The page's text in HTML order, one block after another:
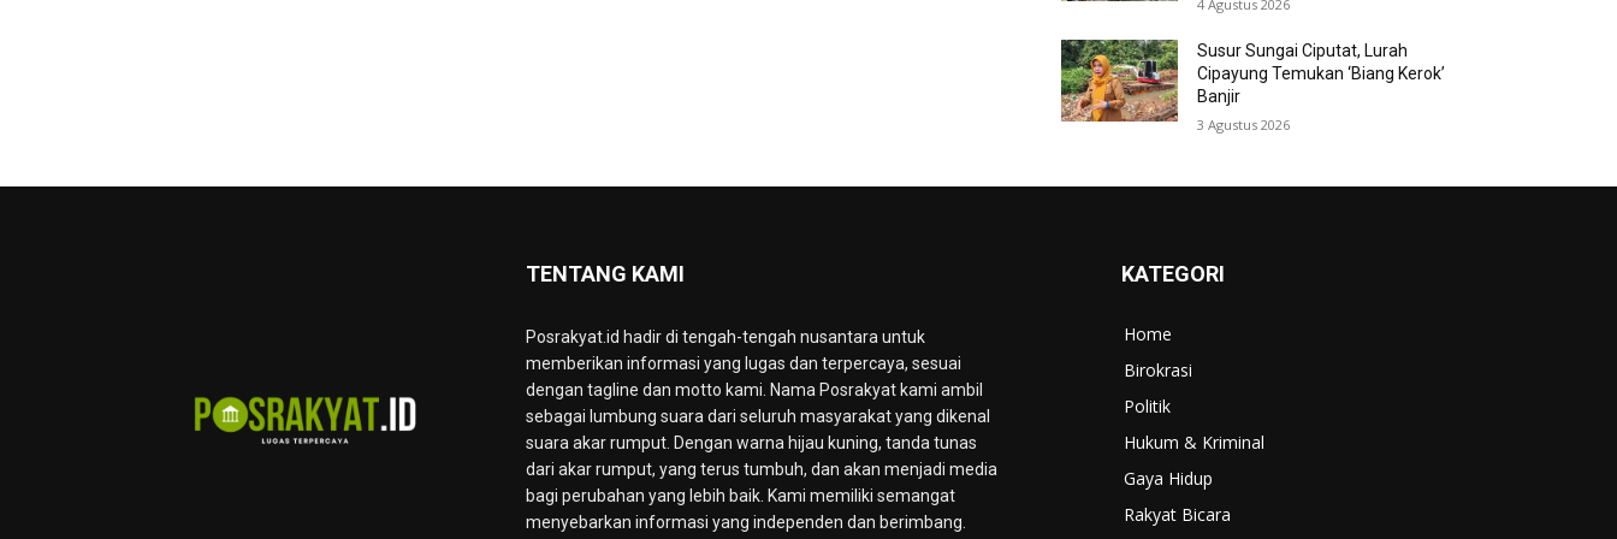
4 Agustus 2026
Susur Sungai Ciputat, Lurah
Cipayung Temukan ‘Biang Kerok’
Banjir
3 Agustus 2026
TENTANG KAMI
Posrakyat.id hadir di tengah-tengah nusantara untuk
memberikan informasi yang lugas dan terpercaya, sesuai
dengan tagline dan motto kami. Nama Posrakyat kami ambil
sebagai lumbung suara dari seluruh masyarakat yang dikenal
suara akar rumput. Dengan warna hijau kuning, tanda tunas
dari akar rumput, yang terus tumbuh, dan akan menjadi media
bagi perubahan yang lebih baik. Kami memiliki semangat
menyebarkan informasi yang independen dan berimbang.
KATEGORI
Home
Birokrasi
Politik
Hukum & Kriminal
Gaya Hidup
Rakyat Bicara